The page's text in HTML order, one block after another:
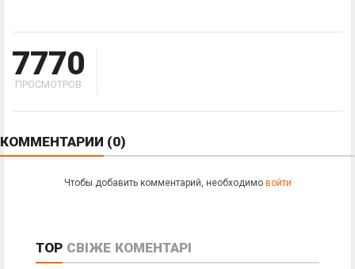
7770
ПРОСМОТРОВ
КОММЕНТАРИИ (0)
Чтобы добавить комментарий, необходимо войти
TOP СВІЖЕ КОМЕНТАРІ